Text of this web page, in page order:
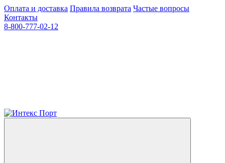
Оплата и доставка Правила возврата Частые вопросы
Контакты
8-800-777-02-12